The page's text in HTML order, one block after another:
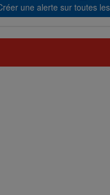
une alerte sur toutes